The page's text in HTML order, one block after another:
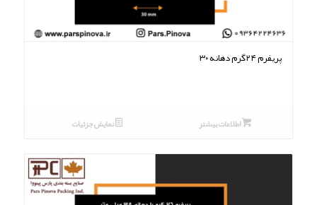
پریفرم ۲۴گرم دهانه ۳۰
اطلاعات بیشتر نمایش جزئیات